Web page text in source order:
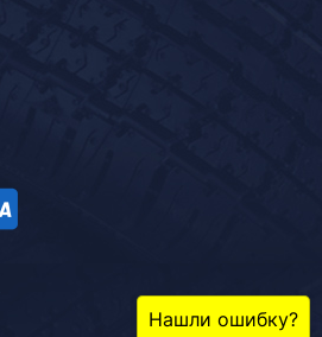
Нашли ошибку?